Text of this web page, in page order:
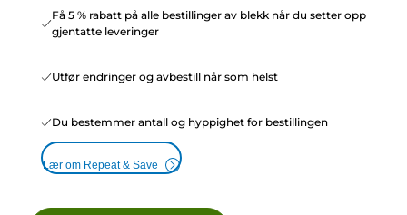
Få 5 % rabatt på alle bestillinger av blekk når du setter opp
gjentatte leveringer
Utfør endringer og avbestill når som helst
Du bestemmer antall og hyppighet for bestillingen
Lær om Repeat & Save